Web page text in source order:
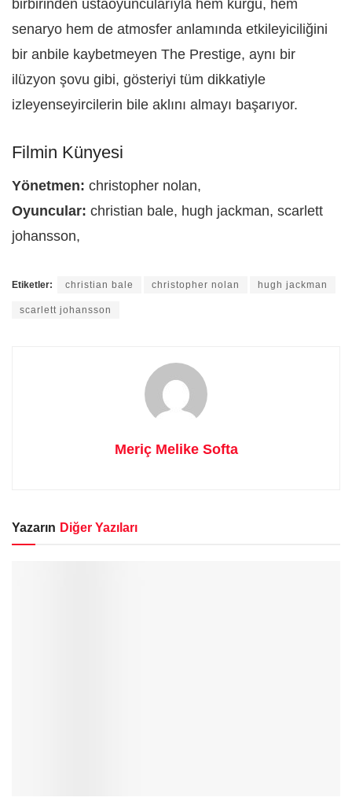
birbirinden ustaoyuncularıyla hem kurgu, hem
senaryo hem de atmosfer anlamında etkileyiciliğini
bir anbile kaybetmeyen The Prestige, aynı bir
ilüzyon şovu gibi, gösteriyi tüm dikkatiyle
izleyenseyircilerin bile aklını almayı başarıyor.
Filmin Künyesi
Yönetmen: christopher nolan,
Oyuncular: christian bale, hugh jackman, scarlett
johansson,
Etiketler: christian bale christopher nolan hugh jackman
scarlett johansson
Meriç Melike Softa
Yazarın Diğer Yazıları